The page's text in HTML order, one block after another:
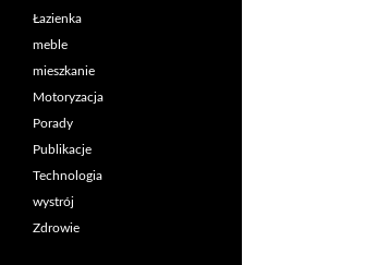
Łazienka
meble
mieszkanie
Motoryzacja
Porady
Publikacje
Technologia
wystrój
Zdrowie